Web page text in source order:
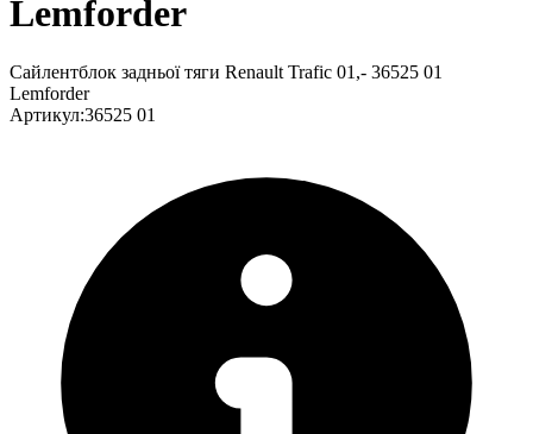
Lemforder
Cайлентблок задньої тяги Renault Trafic 01,- 36525 01
Lemforder
Артикул:36525 01